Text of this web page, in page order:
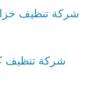
شركة تنظيف
شركة تنظيف